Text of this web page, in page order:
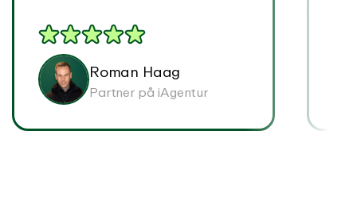
Roman Haag
Partner på iAgentur